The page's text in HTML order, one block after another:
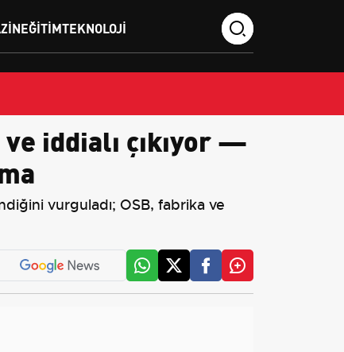
EĞITIMTEKNOLOJI
iddialı çıkıyor —
vurguladı; OSB, fabrika ve